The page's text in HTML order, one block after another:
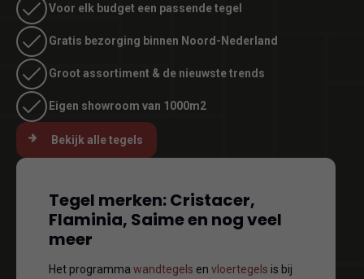
Voor elk budget een passende tegel
Gratis bezorging binnen Noord-Nederland
Groot assortiment & de nieuwste trends
Eigen showroom van 1000m2
Bekijk alle tegels
Tegel merken: Cristacer,
Flaminia, Saime en nog veel
meer
Het programma wandtegels en vloertegels is bij